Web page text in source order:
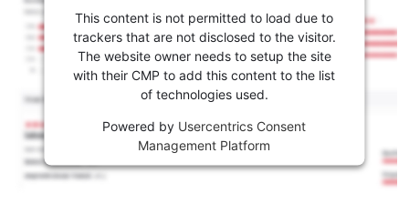
This content is not permitted to load due to
trackers that are not disclosed to the visitor.
The website owner needs to setup the site
with their CMP to add this content to the list
of technologies used.
Powered by Usercentrics Consent
Management Platform